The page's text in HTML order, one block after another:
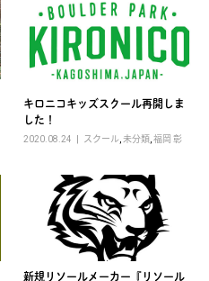
キロニコキッズスクール再開しま
した！
2020.08.24 スクール ,未分類 ,福岡 彰
新規リソールメーカー『リソール